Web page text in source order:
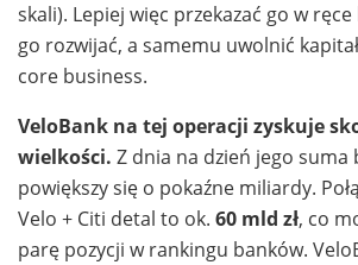
skali). Lepiej więc przekazać go w
go rozwijać, a samemu uwolnić
core business.
VeloBank na tej operacji zyskuje
wielkości. Z dnia na dzień jego suma
powiększy się o pokaźne miliardy.
Velo + Citi detal to ok. 60 mld zł, co
parę pozycji w rankingu banków.